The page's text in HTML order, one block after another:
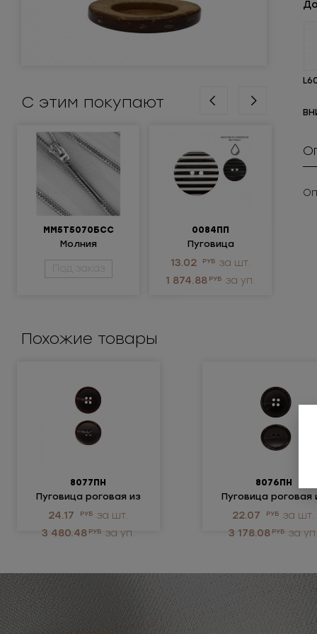
С этим покупают
ММ5Т5070БСС
Молния
металлическая
разъемная 5Т
Под заказ
0084ПП
Пуговица
пластиковая
13.02 РУБ за шт.
1 874.88 РУБ за уп.
Похожие товары
8077ПН
Пуговица роговая из
натуральных
24.17 РУБ за шт.
3 480.48 РУБ за уп.
8076ПН
Пуговица роговая
натуральных
22.07 РУБ за шт.
3 178.08 РУБ за